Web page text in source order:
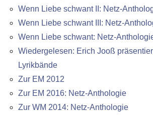
Wenn Liebe schwant II: Netz-
Wenn Liebe schwant III: Netz-
Wenn Liebe schwant: Netz-
Wiedergelesen: Erich Jooß
Lyrikbände
Zur EM 2012
Zur EM 2016: Netz-Anthologie
Zur WM 2014: Netz-Anthologie